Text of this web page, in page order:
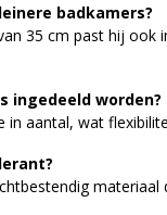
badkamers?
35 cm past hij
ingedeeld worden?
in aantal, wat